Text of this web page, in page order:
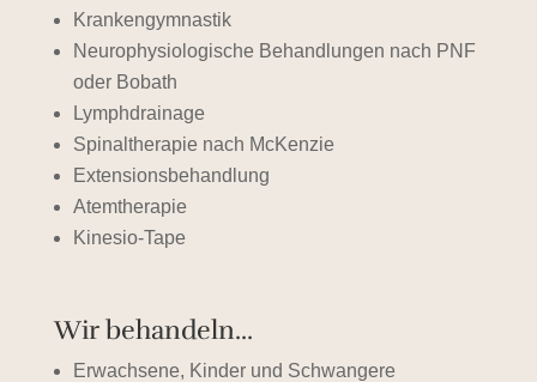
Krankengymnastik
Neurophysiologische Behandlungen nach PNF
oder Bobath
Lymphdrainage
Spinaltherapie nach McKenzie
Extensionsbehandlung
Atemtherapie
Kinesio-Tape
Wir behandeln...
Erwachsene, Kinder und Schwangere